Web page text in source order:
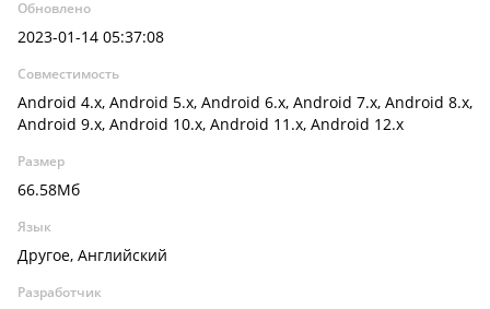
Обновлено
2023-01-14 05:37:08
Совместимость
Android 4.x, Android 5.x, Android 6.x, Android 7.x, Android 8.x,
Android 9.x, Android 10.x, Android 11.x, Android 12.x
Размер
66.58Мб
Язык
Другое, Английский
Разработчик